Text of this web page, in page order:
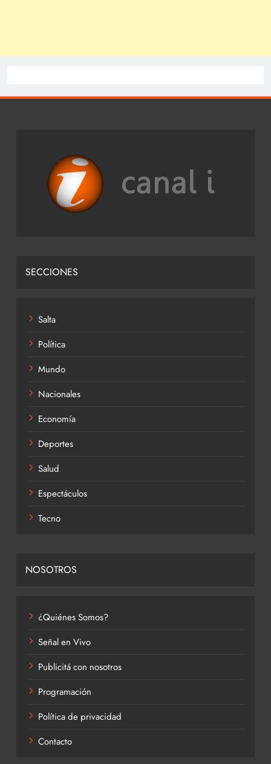
SECCIONES
Salta
Política
Mundo
Nacionales
Economía
Deportes
Salud
Espectáculos
Tecno
NOSOTROS
¿Quiénes Somos?
Señal en Vivo
Publicitá con nosotros
Programación
Política de privacidad
Contacto